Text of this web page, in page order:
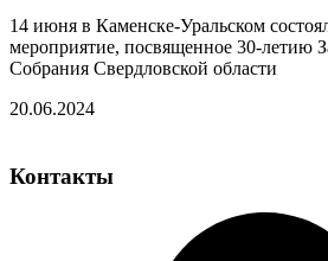
14 июня в Каменске-Уральском
мероприятие, посвященное 30-летию
Собрания Свердловской области
20.06.2024
Контакты